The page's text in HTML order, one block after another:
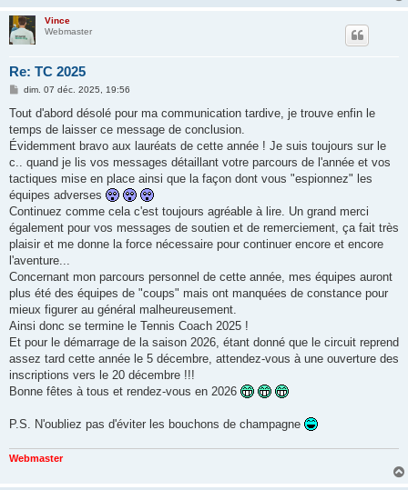
Vince
Webmaster
Re: TC 2025
M
s
a
g
dim. 07 déc. 2025, 19:56
Tout d'abord désolé pour ma communication tardive, je trouve enfin le
temps de laisser ce message de conclusion.
Évidemment bravo aux lauréats de cette année ! Je suis toujours sur le
c.. quand je lis vos messages détaillant votre parcours de l'année et vos
tactiques mise en place ainsi que la façon dont vous "espionnez" les
équipes adverses
Continuez comme cela c'est toujours agréable à lire. Un grand merci
également pour vos messages de soutien et de remerciement, ça fait très
plaisir et me donne la force nécessaire pour continuer encore et encore
l'aventure...
Concernant mon parcours personnel de cette année, mes équipes auront
plus été des équipes de "coups" mais ont manquées de constance pour
mieux figurer au général malheureusement.
Ainsi donc se termine le Tennis Coach 2025 !
Et pour le démarrage de la saison 2026, étant donné que le circuit reprend
assez tard cette année le 5 décembre, attendez-vous à une ouverture des
inscriptions vers le 20 décembre !!!
Bonne fêtes à tous et rendez-vous en 2026
P.S. N'oubliez pas d'éviter les bouchons de champagne
Webmaster